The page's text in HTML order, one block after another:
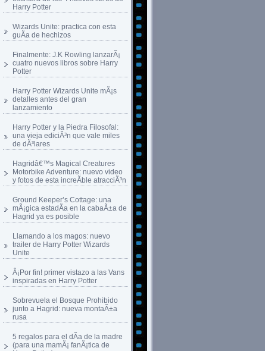
Harry Potter
Wizards Unite: practica con esta
guÃ­a de hechizos
Finalmente: J.K Rowling lanzarÃ¡
cuatro nuevos libros sobre Harry
Potter
Harry Potter Wizards Unite mÃ¡s
detalles antes del gran
lanzamiento
Harry Potter y la Piedra Filosofal:
una vieja ediciÃ³n que vale miles
de dÃ³lares
Hagridâ€™s Magical Creatures
Motorbike Adventure: nuevo video
y fotos de esta increÃ­ble atracciÃ³n
Ground Keeper’s Cottage: una
mÃ¡gica estadÃ­a en la cabaÃ±a de
Hagrid ya es posible
Llamando a los magos: nuevo
trailer de Harry Potter Wizards
Unite
Â¡Por fin! primer vistazo a las Vans
inspiradas en Harry Potter
Sobrevuela el Bosque Prohibido
junto a Hagrid: nueva montaÃ±a
rusa
5 regalos para el dÃ­a de la madre
(para una mamÃ¡ fanÃ¡tica de